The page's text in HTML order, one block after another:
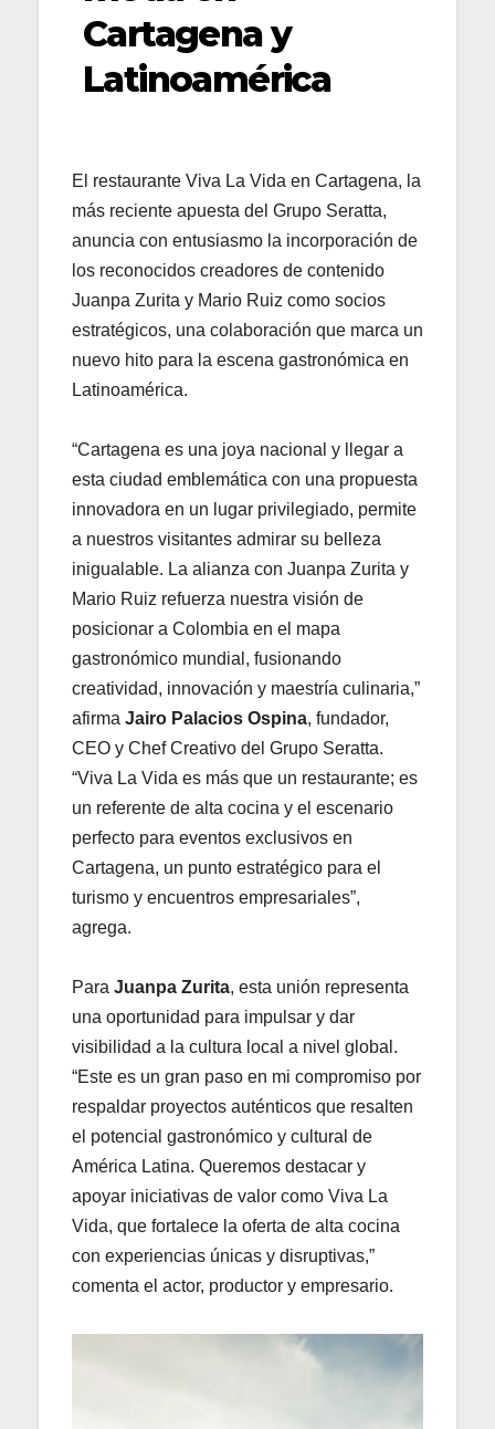
Cartagena y
Latinoamérica
El restaurante Viva La Vida en Cartagena, la
más reciente apuesta del Grupo Seratta,
anuncia con entusiasmo la incorporación de
los reconocidos creadores de contenido
Juanpa Zurita y Mario Ruiz como socios
estratégicos, una colaboración que marca un
nuevo hito para la escena gastronómica en
Latinoamérica.
“Cartagena es una joya nacional y llegar a
esta ciudad emblemática con una propuesta
innovadora en un lugar privilegiado, permite
a nuestros visitantes admirar su belleza
inigualable. La alianza con Juanpa Zurita y
Mario Ruiz refuerza nuestra visión de
posicionar a Colombia en el mapa
gastronómico mundial, fusionando
creatividad, innovación y maestría culinaria,”
afirma Jairo Palacios Ospina, fundador,
CEO y Chef Creativo del Grupo Seratta.
“Viva La Vida es más que un restaurante; es
un referente de alta cocina y el escenario
perfecto para eventos exclusivos en
Cartagena, un punto estratégico para el
turismo y encuentros empresariales”,
agrega.
Para Juanpa Zurita, esta unión representa
una oportunidad para impulsar y dar
visibilidad a la cultura local a nivel global.
“Este es un gran paso en mi compromiso por
respaldar proyectos auténticos que resalten
el potencial gastronómico y cultural de
América Latina. Queremos destacar y
apoyar iniciativas de valor como Viva La
Vida, que fortalece la oferta de alta cocina
con experiencias únicas y disruptivas,”
comenta el actor, productor y empresario.